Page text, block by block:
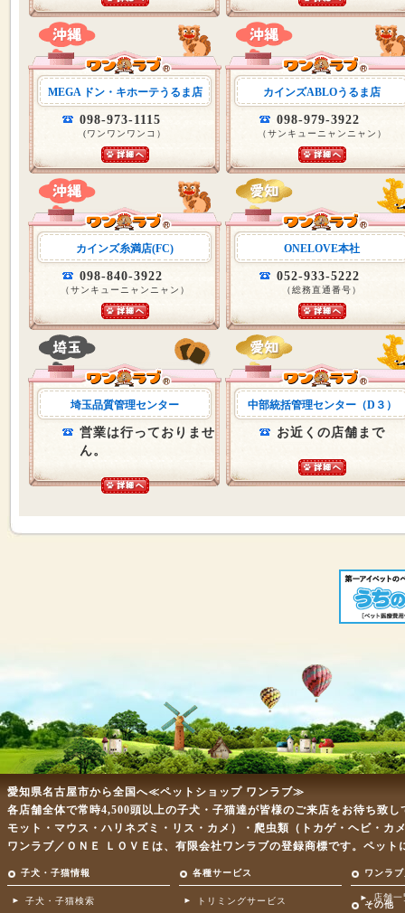
MEGA ドン・キホーテうるま店
098-973-1115
(ワンワンワンコ）
カインズABLOうるま店
098-979-3922
（サンキューニャンニャン）
カインズ糸満店(FC)
098-840-3922
（サンキューニャンニャン）
ONELOVE本社
052-933-5222
（総務直通番号）
埼玉品質管理センター
営業は行っておりませ
ん。
中部統括管理センター（D３）
お近くの店舗まで
愛知県名古屋市から全国へ≪ペットショップ ワンラブ≫
各店舗全体で常時4,500頭以上の子犬・子猫達が皆様のご来店をお待ち致
モット・マウス・ハリネズミ・リス・カメ）・爬虫類（トカゲ・ヘビ・
ワンラブ／ＯＮＥ ＬＯＶＥは、有限会社ワンラブの登録商標です。ペッ
子犬・子猫情報 各種サービス ワンラ
子犬・子猫検索
トリミングサービス
店舗一
その他